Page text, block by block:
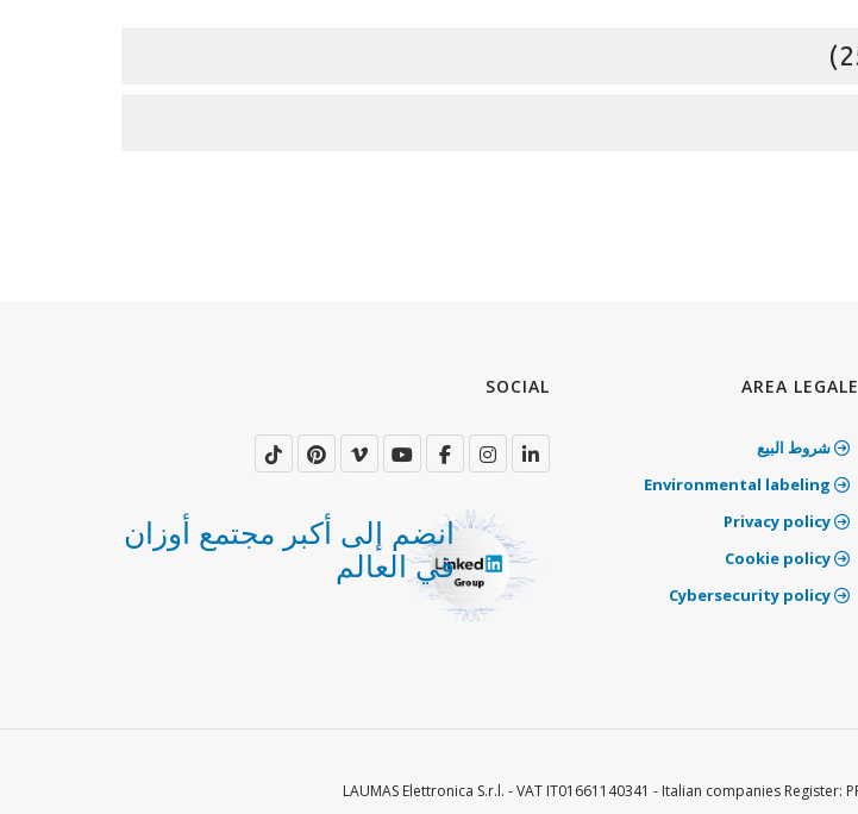
AREA LEGALE
شروط البيع
‫Environmental labeling
Privacy policy
‫Cookie policy
‫Cybersecurity policy
‫SOCIAL
انضم إلى أكبر مجتمع أوزان
في العالم